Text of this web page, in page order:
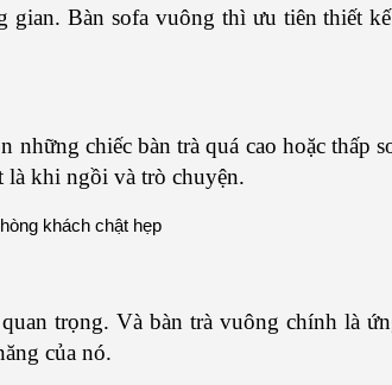
Bàn sofa vuông thì ưu tiên thiết
chiếc bàn trà quá cao hoặc thấp
là khi ngồi và trò chuyện.
trọng. Và bàn trà vuông chính là
của nó.